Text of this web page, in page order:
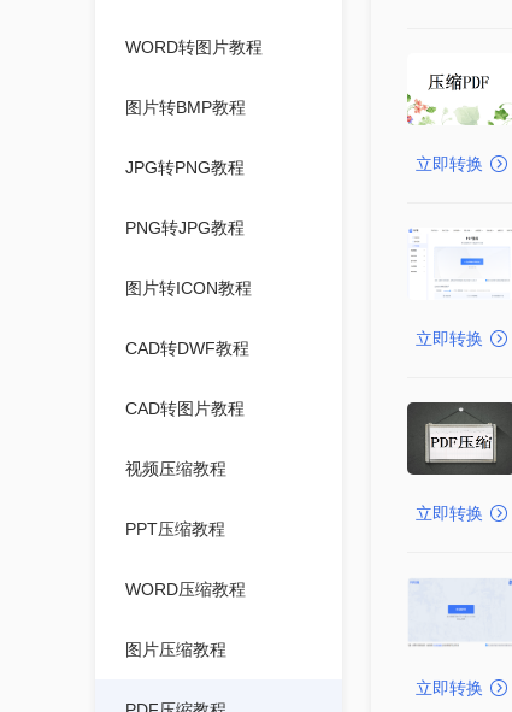
WORD转图片教程
图片转BMP教程
JPG转PNG教程
PNG转JPG教程
图片转ICON教程
CAD转DWF教程
CAD转图片教程
视频压缩教程
PPT压缩教程
WORD压缩教程
图片压缩教程
立即转换
立即转换
立即转换
立即转换